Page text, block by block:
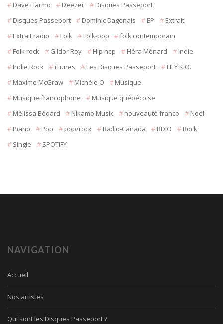
Dave Harmo
Deezer
Disques Passeport
Disques Passeport
Dominic Dagenais EP
Extrait
Extrait radio
Folk Folk-pop
folk contemporain
Folk rock
Gildor Roy Hip hop Héra Ménard
Indie
Indie Rock
iTunes Les Disques Passeport
LILY K.O.
Maxime McGraw
Michèle O
Musique
Musique francophone
Musique québécoise
Mélissa Bédard
Nikamo Musik nouveauté franco
Noël
Piano
Pop pop/rock Radio-Canada RDIO
Rock
Single
SPOTIFY
NAVIGATION
Accueil
Nos artistes
Qui sont les Disques Passeport ?